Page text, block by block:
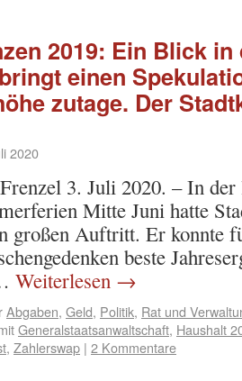
2019: Ein Blick
einen
zutage. Der
2020
3. Juli 2020. – In der
Mitte Juni hatte
großen Auftritt. Er konnte
beste
Weiterlesen →
Abgaben, Geld, Politik, Rat und
Generalstaatsanwaltschaft, Haushalt
, Zahlerswap | 2 Kommentare